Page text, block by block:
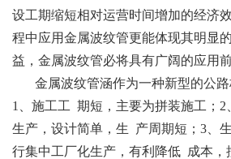
设工期缩短相对运营时间增加的经济
程中应用金属波纹管更能体现其明显
益，金属波纹管必将具有广阔的应用前
金属波纹管涵作为一种新型的公路
1、施工工 期短，主要为拼装施工；2
生产，设计简单，生 产周期短；3、
行集中工厂化生产，有利降低 成本，